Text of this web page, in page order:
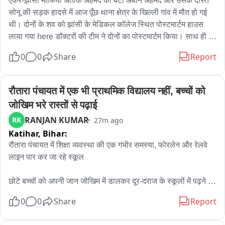
सोनू की सड़क हादसे में आज पूँछ थाना क्षेत्र के खिल्ली गांव में मौत हो गई
थी। दोनों के शव को झांसी के मेडिकल कॉलेज स्थित पोस्टमार्टम हाउस
लाया गया here डॉक्टरों की टीम ने दोनों का पोस्टमार्टम किया। साथ ही
प्रशासन ने परिजनों को सौप दिया। वहीं, परिजन दोनों का शव लेकर झांसी
0 0 Share Report
रौतारा पंचायत में एक भी प्राथमिक विद्यालय नहीं, बच्चों को
जोखिम भरे रास्तों से पढ़ाई
RK RANJAN KUMAR 27m ago
Katihar, Bihar:
रौतारा पंचायत में शिक्षा व्यवस्था की एक गंभीर समस्या, फोरलेन और रेलवे
लाइन पार कर जा रहे स्कूल
छोटे बच्चों को अपनी जान जोखिम में डालकर दूर-दराज के स्कूलों में पढ़ने
एनएच-131ए फोरलेन और रेलवे लाइन के पूरब दिशा में बसे हजारों लोगों के
0 0 Share Report